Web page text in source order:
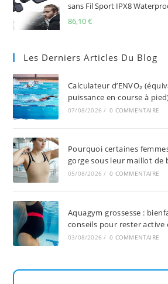
sans Fil Sport IPX8
86,10€
Les Derniers Articles Du Blog
Calculateur d’ENVO₂
puissance en course à
07/08/2026 / 0 COMMENTAIRE
Pourquoi certaines
gorge sous leur maillot de
05/08/2026 / 0 COMMENTAIRE
Aquagym grossesse :
conseils pour rester active
03/08/2026 / 0 COMMENTAIRE